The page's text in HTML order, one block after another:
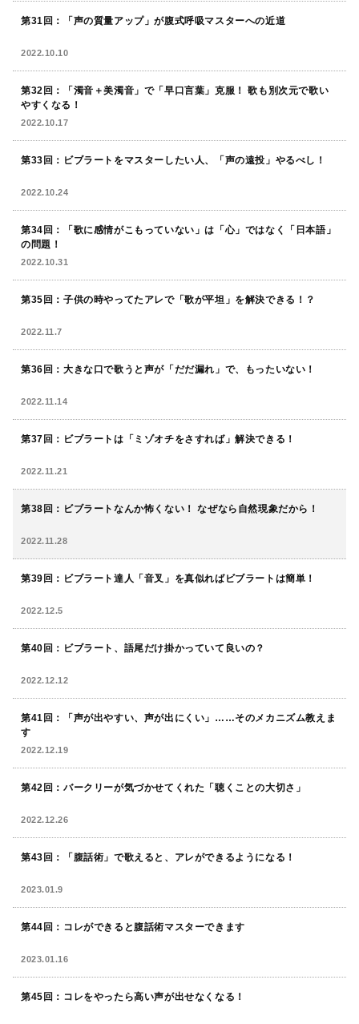
第31回：「声の質量アップ」が腹式呼吸マスターへの近道
2022.10.10
第32回：「濁音＋美濁音」で「早口言葉」克服！ 歌も別次元で歌い
やすくなる！
2022.10.17
第33回：ビブラートをマスターしたい人、「声の遠投」やるべし！
2022.10.24
第34回：「歌に感情がこもっていない」は「心」ではなく「日本語」
の問題！
2022.10.31
第35回：子供の時やってたアレで「歌が平坦」を解決できる！？
2022.11.7
第36回：大きな口で歌うと声が「だだ漏れ」で、もったいない！
2022.11.14
第37回：ビブラートは「ミゾオチをさすれば」解決できる！
2022.11.21
第38回：ビブラートなんか怖くない！ なぜなら自然現象だから！
2022.11.28
第39回：ビブラート達人「音叉」を真似ればビブラートは簡単！
2022.12.5
第40回：ビブラート、語尾だけ掛かっていて良いの？
2022.12.12
第41回：「声が出やすい、声が出にくい」……そのメカニズム教えま
す
2022.12.19
第42回：バークリーが気づかせてくれた「聴くことの大切さ」
2022.12.26
第43回：「腹話術」で歌えると、アレができるようになる！
2023.01.9
第44回：コレができると腹話術マスターできます
2023.01.16
第45回：コレをやったら高い声が出せなくなる！